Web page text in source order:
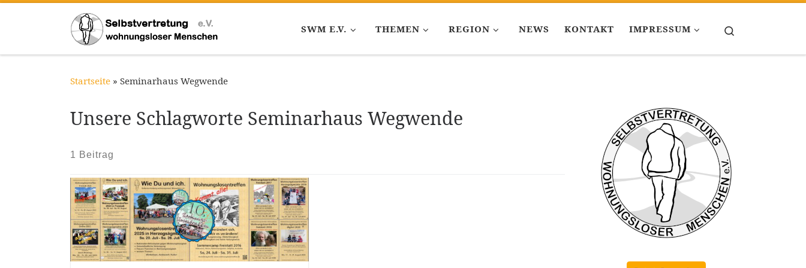
Zum Inhalt springen
SWM E.V. THEMEN REGION NEWS KONTAKT IMPRESSUM
Startseite » Seminarhaus Wegwende
Unsere Schlagworte Seminarhaus Wegwende
1 Beitrag